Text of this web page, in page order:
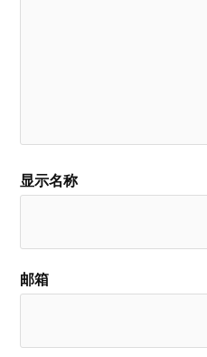
显示名称
邮箱